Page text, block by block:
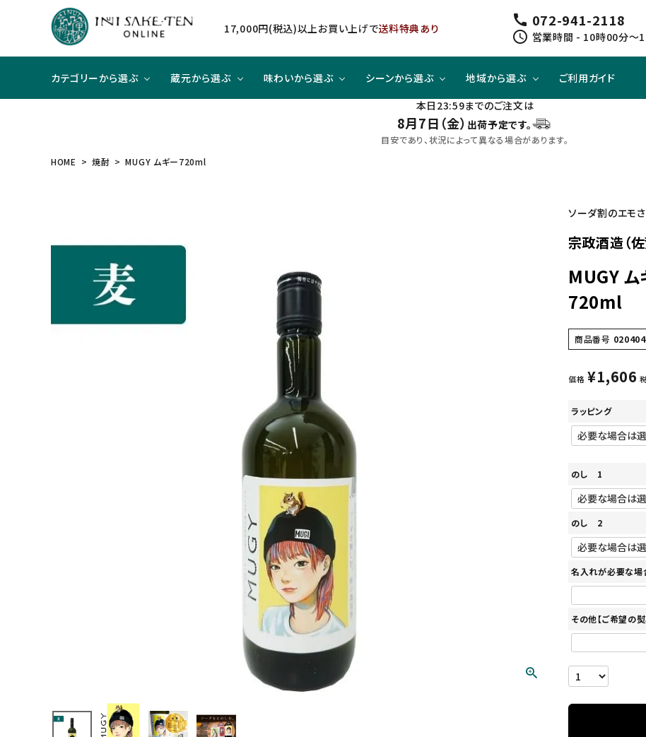
17,000円(税込)以上お買い上げで送料特典あり call 072-941-2118
schedule 営業時間 - 10時00分～
カテゴリーから選ぶ
スピリッツ
蔵元から選ぶ
スピリッツ
味わいから選ぶ
旨口×ジューシー
シーンから選ぶ
晩酌酒として
地域から選ぶ
関東
ご利用ガイド
本日23:59までのご注文は
8月7日（金） 出荷予定です。
目安であり、状況によって異なる場合があります。
HOME
焼酎 MUGY ムギー720ml
ソーダ割のエモ
宗政酒造（佐
MUGY ム
720ml
商品番号
価格 ¥1,606
ラッピング
のし 1
のし 2
名入れが必要な場
その他【ご希望の